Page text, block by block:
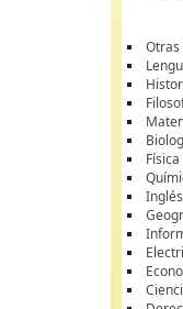
Física
Inglés